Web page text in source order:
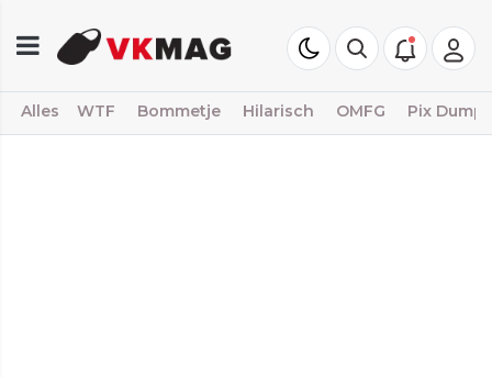
Alles WTF Bommetje Hilarisch OMFG Pix Dump